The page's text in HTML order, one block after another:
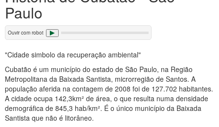
Paulo
Ouvir com robot
"Cidade simbolo da recuperação ambiental"
Cubatão é um município do estado de São Paulo, na Região
Metropolitana da Baixada Santista, microrregião de Santos. A
população aferida na contagem de 2008 foi de 127.702 habitantes.
A cidade ocupa 142,3km² de área, o que resulta numa densidade
demográfica de 845,3 hab/km². É o único município da Baixada
Santista que não é litorâneo.